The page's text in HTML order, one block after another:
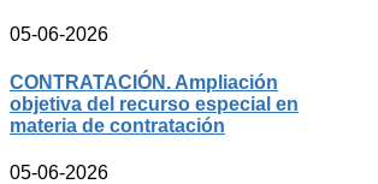
05-06-2026
CONTRATACIÓN. Ampliación
objetiva del recurso especial en
materia de contratación
05-06-2026